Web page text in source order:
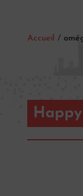
Accueil /
Happy